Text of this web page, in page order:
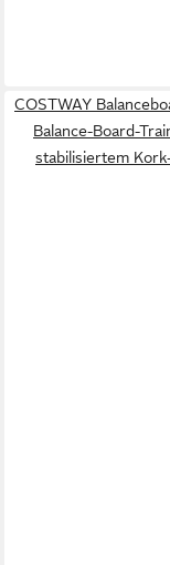
COSTWAY
Balance-Board-
stabilisiertem